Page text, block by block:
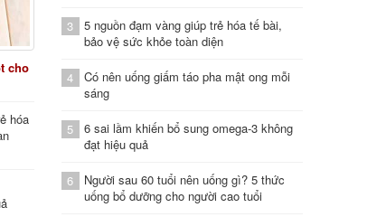
cho
hóa
3
5 nguồn đạm vàng giúp trẻ hóa tế bài,
bảo vệ sức khỏe toàn diện
4
Có nên uống giấm táo pha mật ong mỗi
sáng
5
6 sai lầm khiến bổ sung omega-3 không
đạt hiệu quả
6
Người sau 60 tuổi nên uống gì? 5 thức
uống bổ dưỡng cho người cao tuổi